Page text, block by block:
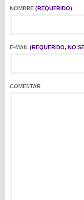
NOMBRE (REQUERIDO)
E-MAIL (REQUERIDO, NO
COMENTAR